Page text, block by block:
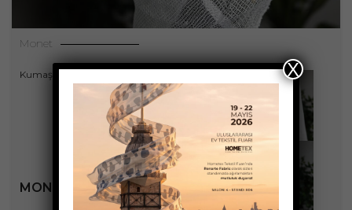
Monet
Kumaşlar
MONET KOLEKSIYONU
X